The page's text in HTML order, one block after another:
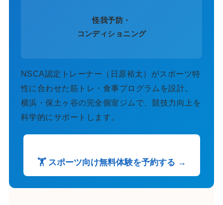
怪我予防・
コンディショニング
NSCA認定トレーナー（日原裕太）がスポーツ特
性に合わせた筋トレ・食事プログラムを設計。
横浜・保土ヶ谷の完全個室ジムで、競技力向上を
科学的にサポートします。
🏋️ スポーツ向け無料体験を予約する →